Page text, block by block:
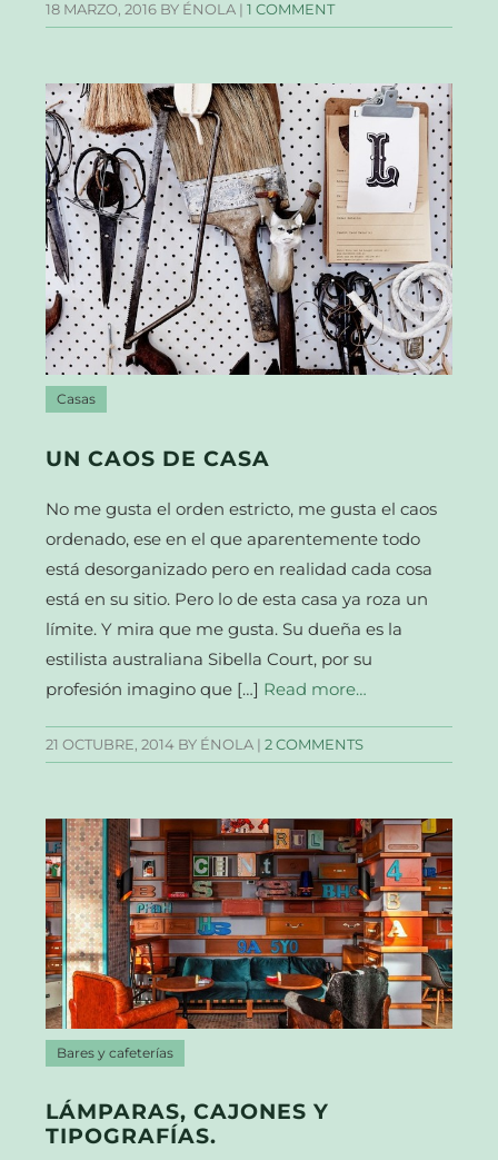
18 MARZO, 2016 BY ÉNOLA |1 COMMENT
Casas
UN CAOS DE CASA
No me gusta el orden estricto, me gusta el caos
ordenado, ese en el que aparentemente todo
está desorganizado pero en realidad cada cosa
está en su sitio. Pero lo de esta casa ya roza un
límite. Y mira que me gusta. Su dueña es la
estilista australiana Sibella Court, por su
profesión imagino que […] Read more…
21 OCTUBRE, 2014 BY ÉNOLA |2 COMMENTS
Bares y cafeterías
LÁMPARAS, CAJONES Y
TIPOGRAFÍAS.